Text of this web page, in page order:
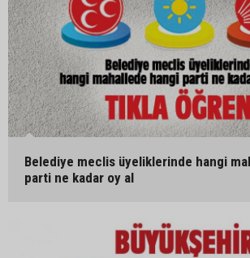
Belediye meclis üyeliklerinde hangi
parti ne kadar oy al